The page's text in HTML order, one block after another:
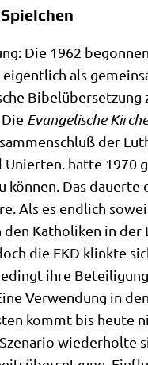
Die 1962
eigent­lich als
Bibel­über­set­zung
Evan­ge­li­sche
der
hat­te 1970
kön­nen. Das dau­er­te
Als es end­lich
den Katho­li­ken in der
die EKD klink­te
ihre
Ver­wen­dung in
kommt bis heu­te
wie­der­hol­te